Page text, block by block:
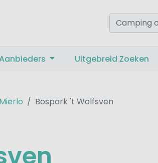
Uitgebreid Zoeken
Mierlo Bospark 't Wolfsven